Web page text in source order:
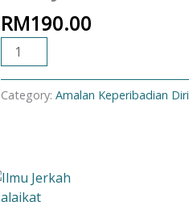
RM190.00
Category:Amalan Keperibadian Diri